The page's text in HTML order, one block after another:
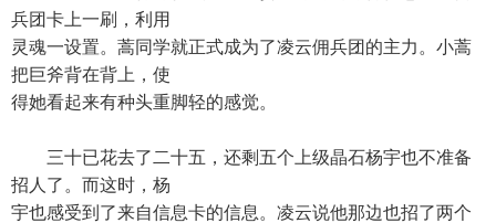
兵团卡上一刷，利用
灵魂一设置。蒿同学就正式成为了凌云佣兵团的主力。小蒿
把巨斧背在背上，使
得她看起来有种头重脚轻的感觉。
三十已花去了二十五，还剩五个上级晶石杨宇也不准备
招人了。而这时，杨
宇也感受到了来自信息卡的信息。凌云说他那边也招了两个